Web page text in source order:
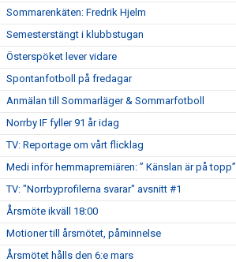
Sommarenkäten: Fredrik Hjelm
Semesterstängt i klubbstugan
Österspöket lever vidare
Spontanfotboll på fredagar
Anmälan till Sommarläger & Sommarfotboll
Norrby IF fyller 91 år idag
TV: Reportage om vårt flicklag
Medi inför hemmapremiären: ” Känslan är på topp”
TV: "Norrbyprofilerna svarar" avsnitt #1
Årsmöte ikväll 18:00
Motioner till årsmötet, påminnelse
Årsmötet hålls den 6:e mars